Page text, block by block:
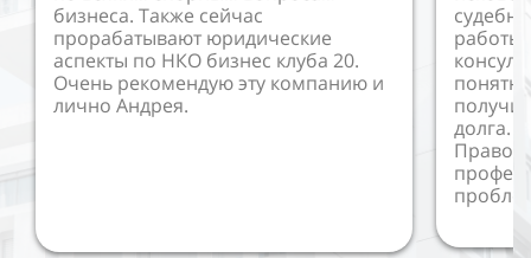
бизнеса. Также сейчас
прорабатывают юридические
аспекты по НКО бизнес клуба 20.
Очень рекомендую эту компанию и
лично Андрея.
работы
долга.